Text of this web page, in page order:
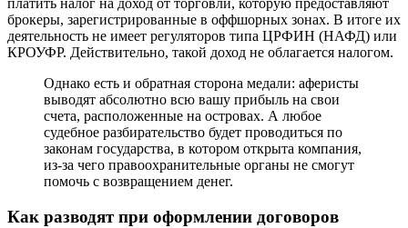
платить налог на доход от торговли, которую предоставляют
брокеры, зарегистрированные в оффшорных зонах. В итоге их
деятельность не имеет регуляторов типа ЦРФИН (НАФД) или
КРОУФР. Действительно, такой доход не облагается налогом.
Однако есть и обратная сторона медали: аферисты
выводят абсолютно всю вашу прибыль на свои
счета, расположенные на островах. А любое
судебное разбирательство будет проводиться по
законам государства, в котором открыта компания,
из-за чего правоохранительные органы не смогут
помочь с возвращением денег.
Как разводят при оформлении договоров